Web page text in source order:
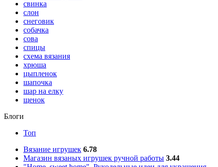
свинка
слон
снеговик
собачка
сова
спицы
схема вязания
хрюша
цыпленок
шапочка
шар на елку
щенок
Блоги
Топ
Вязание игрушек 6.78
Магазин вязаных игрушек ручной работы 3.44